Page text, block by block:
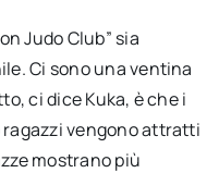
Judo Club” sia
Ci sono una ventina
ci dice Kuka, è che i
vengono attratti
mostrano più